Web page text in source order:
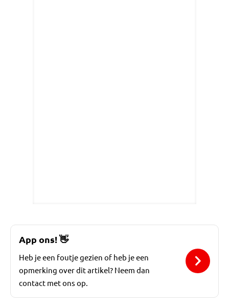
App ons!👋
Heb je een foutje gezien of heb je een
opmerking over dit artikel? Neem dan
contact met ons op.